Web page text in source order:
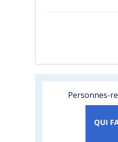
Personnes-